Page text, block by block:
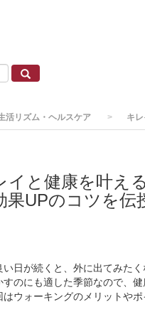
活リズム・ヘルスケア キ
イと健康を叶え
果UPのコツを伝
日が続くと、外に出てみた
すのにも適した季節なので、
ウォーキングのメリットや